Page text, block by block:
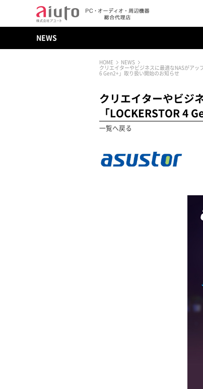
NEWS
HOME
NEWS
クリエイターやビジネスに最適なNASがアッ
6 Gen2+」取り扱い開始のお知らせ
クリエイターやビジ
「LOCKERSTOR 4
一覧へ戻る